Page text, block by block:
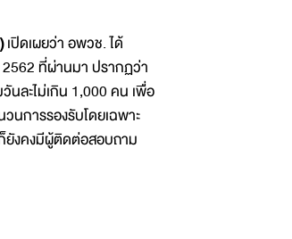
เปิดเผยว่า อพวช. ได้
ที่ผ่านมา ปรากฏว่า
นละไม่เกิน 1,000 คน เพื่อ
นการรองรับโดยเฉพาะ
ยังคงมีผู้ติดต่อสอบถาม